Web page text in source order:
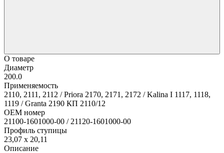
О товаре
Диаметр
200.0
Применяемость
2110, 2111, 2112 / Priora 2170, 2171, 2172 / Kalina I 1117, 1118,
1119 / Granta 2190 КП 2110/12
OEM номер
21100-1601000-00 / 21120-1601000-00
Профиль ступицы
23,07 x 20,11
Описание